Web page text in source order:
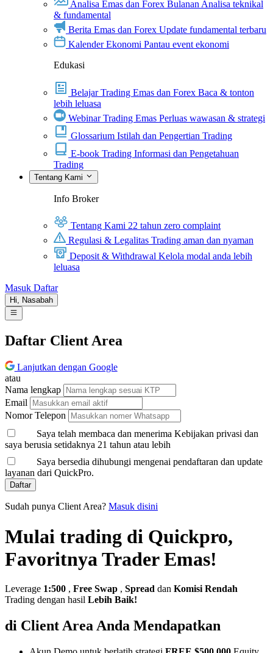
Analisa Emas dan Forex Bulanan Analisa teknikal
& fundamental
Berita Emas dan Forex Update fundamental terbaru
Kalender Ekonomi Pantau event ekonomi
Edukasi
Belajar Trading Emas dan Forex Baca & tonton
lebih leluasa
Webinar Trading Emas Perluas wawasan & strategi
Glossarium Istilah dan Pengertian Trading
E-book Trading Informasi dan Pengetahuan
Trading
Tentang Kami
Info Broker
Tentang Kami 22 tahun zero complaint
Regulasi & Legalitas Trading aman dan nyaman
Deposit & Withdrawal Kelola modal anda lebih
leluasa
Masuk Daftar
Hi, Nasabah
Daftar Client Area
Lanjutkan dengan Google
atau
Nama lengkap
Email
Nomor Telepon
Saya telah membaca dan menerima Kebijakan privasi dan
saya berusia setidaknya 21 tahun atau lebih
Saya bersedia dihubungi mengenai pendaftaran dan update
layanan dari QuickPro.
Daftar
Sudah punya Client Area? Masuk disini
Mulai trading di Quickpro,
Favoritnya Trader Emas!
Leverage 1:500 , Free Swap , Spread dan Komisi Rendah
Trading dengan hasil Lebih Baik!
di Client Area Anda Mendapatkan